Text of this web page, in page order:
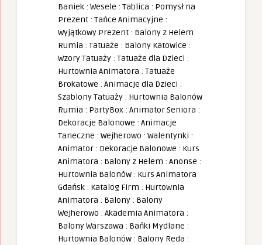
Baniek : Wesele : Tablica : Pomysł na
Prezent : Tańce Animacyjne :
Wyjątkowy Prezent : Balony z Helem
Rumia : Tatuaże : Balony Katowice :
Wzory Tatuaży : Tatuaże dla Dzieci :
Hurtownia Animatora : Tatuaże
Brokatowe : Animacje dla Dzieci :
Szablony Tatuaży : Hurtownia Balonów
Rumia : PartyBox : Animator Seniora :
Dekoracje Balonowe : Animacje
Taneczne : Wejherowo : Walentynki :
Animator : Dekoracje Balonowe : Kurs
Animatora : Balony z Helem : Anonse :
Hurtownia Balonów : Kurs Animatora
Gdańsk : Katalog Firm : Hurtownia
Animatora : Balony : Balony
Wejherowo : Akademia Animatora :
Balony Warszawa : Bańki Mydlane :
Hurtownia Balonów : Balony Reda :